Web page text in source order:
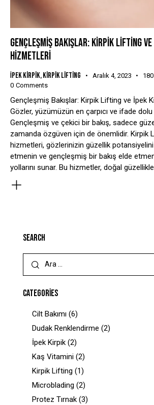
GENÇLEŞMIŞ BAKIŞLAR: KIRPIK LIFTING
HIZMETLERI
İpek Kirpik,Kirpik Lifting Aralık 4, 2023 180
0 Comments
Gençleşmiş Bakışlar: Kirpik Lifting ve İpek
Gözler, yüzümüzün en çarpıcı ve ifade dolu
Gençleşmiş ve çekici bir bakış, sadece
zamanda özgüven için de önemlidir. Kirpik
hizmetleri, gözlerinizin güzellik
etmenin ve gençleşmiş bir bakış elde
yollarını sunar. Bu hizmetler, doğal
SEARCH
CATEGORIES
Cilt Bakımı (6)
Dudak Renklendirme (2)
İpek Kirpik (2)
Kaş Vitamini (2)
Kirpik Lifting (1)
Microblading (2)
Protez Tırnak (3)